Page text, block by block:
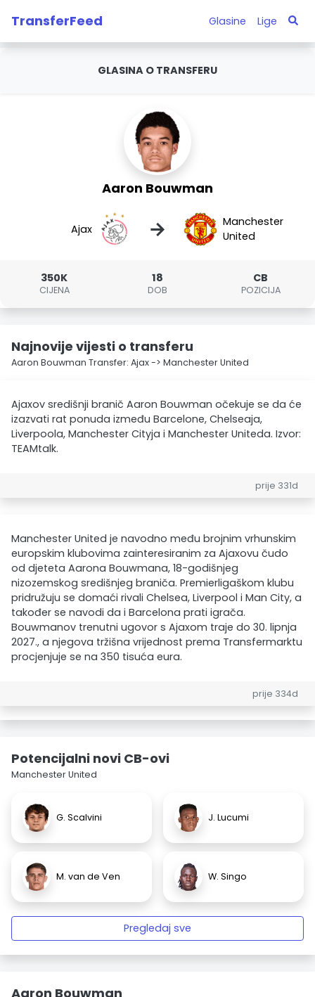
TransferFeed Glasine Lige
GLASINA O TRANSFERU
Aaron Bouwman
Ajax →
Manchester
United
350K
CIJENA
18
DOB
CB
POZICIJA
Najnovije vijesti o transferu
Aaron Bouwman Transfer: Ajax -> Manchester United
Ajaxov središnji branič Aaron Bouwman očekuje se da će
izazvati rat ponuda između Barcelone, Chelseaja,
Liverpoola, Manchester Cityja i Manchester Uniteda. Izvor:
TEAMtalk.
prije 331d
Manchester United je navodno među brojnim vrhunskim
europskim klubovima zainteresiranim za Ajaxovu čudo
od djeteta Aarona Bouwmana, 18-godišnjeg
nizozemskog središnjeg braniča. Premierligaškom klubu
pridružuju se domaći rivali Chelsea, Liverpool i Man City, a
također se navodi da i Barcelona prati igrača.
Bouwmanov trenutni ugovor s Ajaxom traje do 30. lipnja
2027., a njegova tržišna vrijednost prema Transfermarktu
procjenjuje se na 350 tisuća eura.
prije 334d
Potencijalni novi CB-ovi
Manchester United
G. Scalvini J. Lucumi
M. van de Ven W. Singo
Pregledaj sve
Aaron Bouwman